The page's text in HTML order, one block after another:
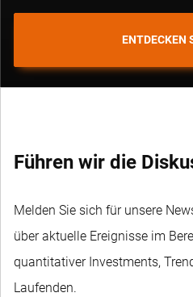
ENTDECKEN
Führen wir die
Melden Sie sich für unsere
über aktuelle Ereignisse im
quantitativer Investments,
Laufenden.